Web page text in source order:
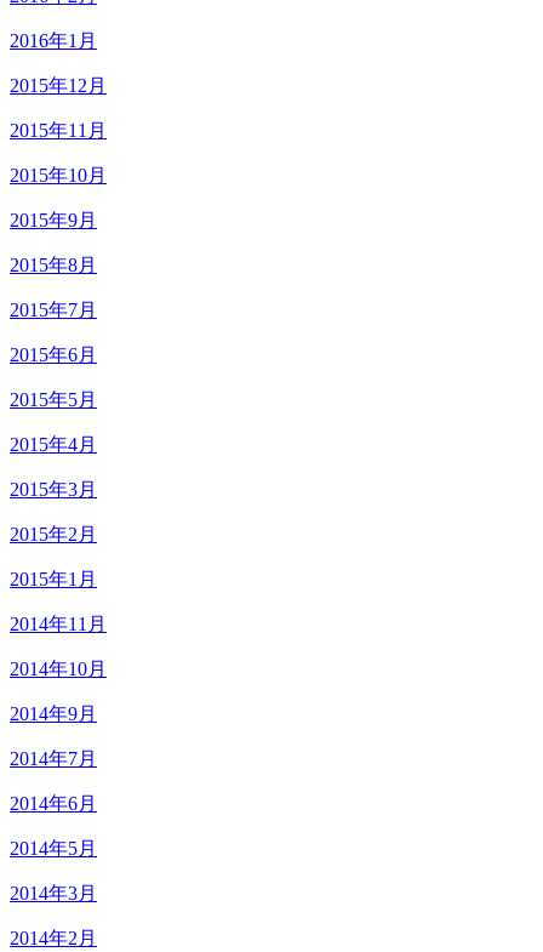
2016年1月
2015年12月
2015年11月
2015年10月
2015年9月
2015年8月
2015年7月
2015年6月
2015年5月
2015年4月
2015年3月
2015年2月
2015年1月
2014年11月
2014年10月
2014年9月
2014年7月
2014年6月
2014年5月
2014年3月
2014年2月